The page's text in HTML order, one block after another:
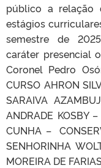
público a relação
estágios
semestre de
caráter presencial
Coronel Pedro
CURSO AHRON
SARAIVA
ANDRADE KOSBY
CUNHA –
SENHORINHA
MOREIRA DE